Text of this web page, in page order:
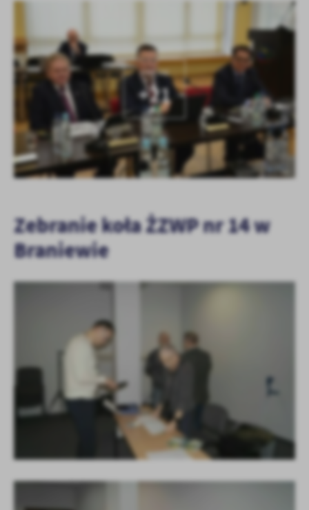
KOLEJNE
+21
Zebranie koła ŻZWP nr 14 w
Braniewie